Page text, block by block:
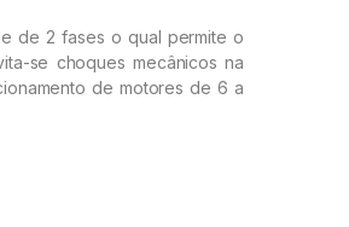
de 2 fases o qual permite o
se choques mecânicos na
de motores de 6 a